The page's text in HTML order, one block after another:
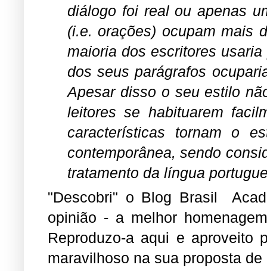
diálogo foi real ou apenas
(i.e. orações) ocupam mais
maioria dos escritores
dos seus parágrafos
Apesar disso o seu estilo
leitores se habituarem
características tornam o
contemporânea, sendo
tratamento da língua
"Descobri" o Blog Brasil
opinião - a melhor
Reproduzo-a aqui e aproveito
maravilhoso na sua proposta